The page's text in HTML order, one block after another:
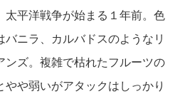
太平洋戦争が始まる１年前。色
ニラ、カルバドスのようなリ
ンズ。複雑で枯れたフルーツの
や弱いがアタックはしっかり